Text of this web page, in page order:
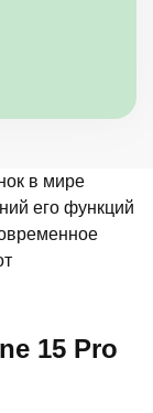
в мире
его функций
15 Pro